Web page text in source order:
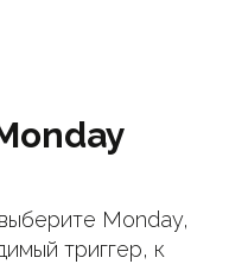
Monday,
триггер, к